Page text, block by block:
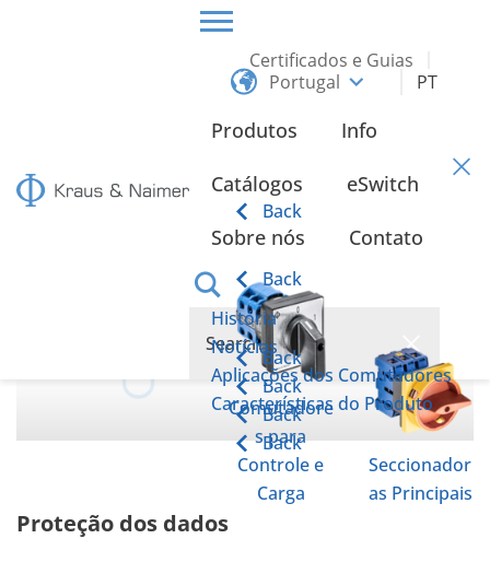
Certificados e Guias
Portugal
PT
Produtos
Back
Comutadore
s para
Controle e
Carga
Seccionador
as Principais
Info
Catálogos eSwitch
Sobre nós
Back
História
Back
Notícias
Back
Aplicações dos Comutadores
Back
Características do Produto
Back
Contato
PROTEÇÃO DOS DADOS
Proteção dos dados
Proteção dos dados